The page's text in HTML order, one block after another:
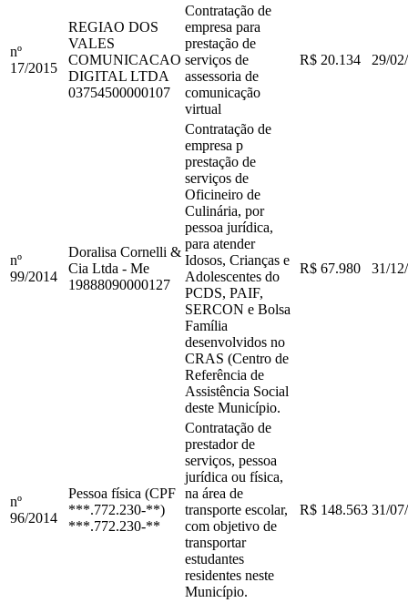
nº
17/2015
REGIAO DOS
VALES
COMUNICACAO
DIGITAL LTDA
03754500000107
Contratação de
empresa para
prestação de
serviços de
assessoria de
comunicação
virtual
R$ 20.134 29/
nº
99/2014
Doralisa Cornelli &
Cia Ltda - Me
19888090000127
Contratação de
empresa p
prestação de
serviços de
Oficineiro de
Culinária, por
pessoa jurídica,
para atender
Idosos, Crianças e
Adolescentes do
PCDS, PAIF,
SERCON e Bolsa
Família
desenvolvidos no
CRAS (Centro de
Referência de
Assistência Social
deste Município.
R$ 67.980 31/
nº
96/2014
Pessoa física (CPF
***.772.230-**)
***.772.230-**
Contratação de
prestador de
serviços, pessoa
jurídica ou física,
na área de
transporte escolar,
com objetivo de
transportar
estudantes
residentes neste
Município.
R$ 148.563 31/